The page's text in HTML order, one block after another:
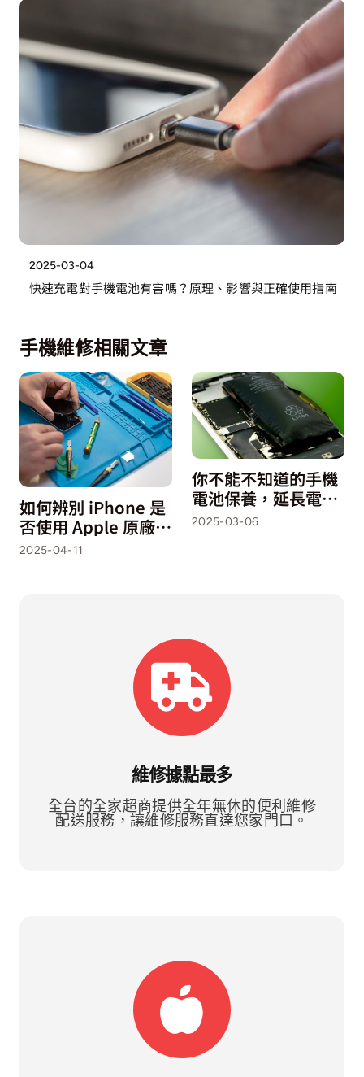
2025-03-04
快速充電對手機電池有害嗎？原理、影響與正確使用指南
手機維修相關文章
如何辨別 iPhone 是
否使用 Apple 原廠零
件維修？
2025-04-11
你不能不知道的手機
電池保養，延長電池
壽命必學充電與保養
2025-03-06
維修據點最多
全台的全家超商提供全年無休的便利維修
配送服務，讓維修服務直達您家門口。